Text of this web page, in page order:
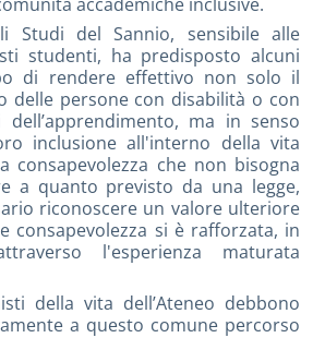
Studi del Sannio, sensibile alle
studenti, ha predisposto alcuni
di rendere effettivo non solo il
delle persone con disabilità o con
dell’apprendimento, ma in senso
inclusione all'interno della vita
consapevolezza che non bisogna
a quanto previsto da una legge,
riconoscere un valore ulteriore
consapevolezza si è rafforzata, in
l'esperienza maturata
della vita dell’Ateneo debbono
a questo comune percorso